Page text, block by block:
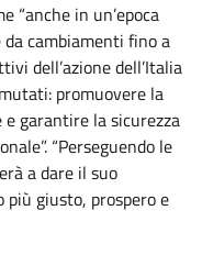
“anche in un’epoca
cambiamenti fino a
dell’azione dell’Italia
promuovere la
garantire la sicurezza
“Perseguendo le
a dare il suo
giusto, prospero e